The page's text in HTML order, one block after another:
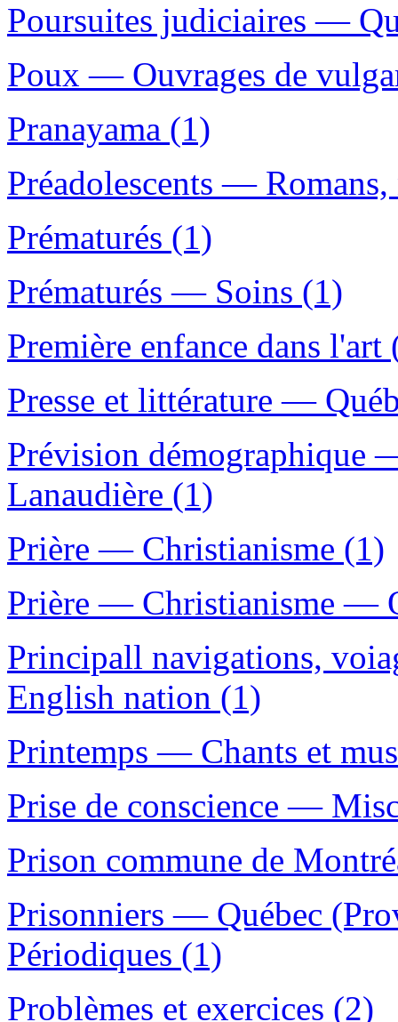
Poursuites judiciaires —
Poux — Ouvrages de
Pranayama (1)
Préadolescents —
Prématurés (1)
Prématurés — Soins (1)
Première enfance dans l'art
Presse et littérature —
Prévision
Lanaudière (1)
Prière — Christianisme (1)
Prière — Christianisme —
Principall navigations,
English nation (1)
Printemps — Chants et
Prise de conscience —
Prison commune de
Prisonniers — Québec
Périodiques (1)
Problèmes et exercices (2)